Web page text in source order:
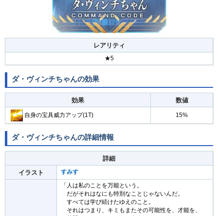
レアリティ
★5
ダ・ヴィンチちゃんの効果
効果 数値
自身の宝具威力アップ(1T) 15%
ダ・ヴィンチちゃんの詳細情報
詳細
イラスト
すみす
「人は私のことを万能という。
だがそれはなにも特別なことじゃないんだ。
すべては学び続けたゆえのこと。
それはつまり、キミもまたその可能性を、才能を、